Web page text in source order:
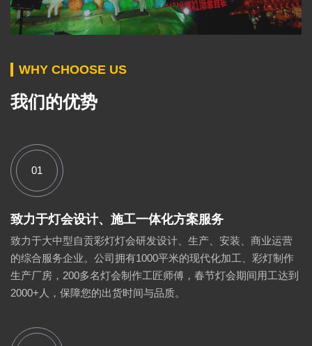
WHY CHOOSE US
我们的优势
01
致力于灯会设计、施工一体化方案服务
致力于大中型自贡彩灯灯会研发设计、生产、安装、商业运营
的综合服务企业。公司拥有1000平米的现代化加工、彩灯制作
生产厂房，200多名灯会制作工匠师傅，春节灯会期间用工达到
2000+人，保障您的出货时间与品质。